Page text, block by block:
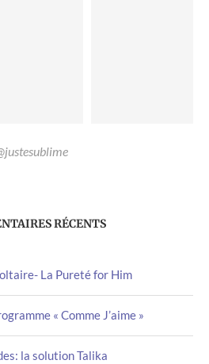
RÉCENTS
La Pureté for Him
« Comme J’aime »
la solution Talika